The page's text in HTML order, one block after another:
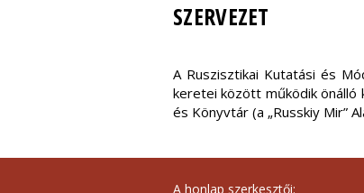
SZERVEZET
A Ruszisztikai Kutatási és
keretei között működik
és Könyvtár (a „Russkiy Mir”
A honlap szerkesztői: